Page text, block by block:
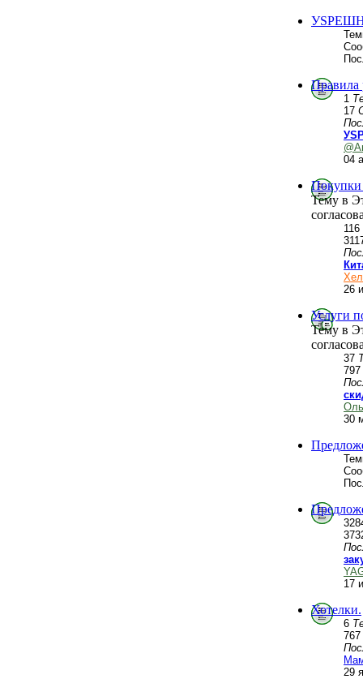
1
17
04
Покупки
Тему в
116
26
Услуги
Тему в
37
797
30
17
Хотелки.
6
767
29